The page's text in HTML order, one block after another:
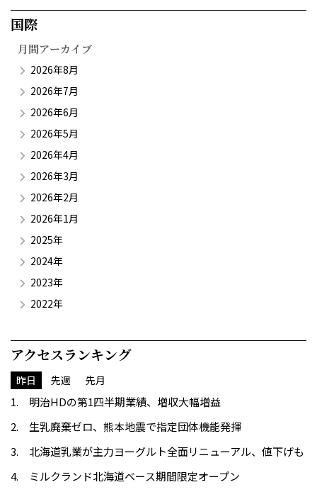
国際​
月間アーカイブ
2026年8月
2026年7月
2026年6月
2026年5月
2026年4月
2026年3月
2026年2月
2026年1月
2025年
2024年
2023年
2022年
アクセスランキング
昨日 先週 先月
明治HDの第1四半期業績、増収大幅増益
生乳廃棄ゼロ、熊本地震で指定団体機能発揮
北海道乳業が主力ヨーグルト全面リニューアル、値下げも
ミルクランド北海道ベース期間限定オープン